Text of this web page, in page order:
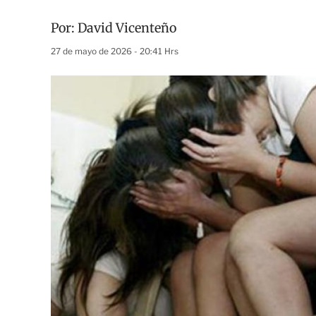
Por: David Vicenteño
27 de mayo de 2026 - 20:41 Hrs